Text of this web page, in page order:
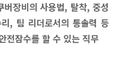
버장비의 사용법, 탈착, 중성
, 팀 리더로서의 통솔력 등
전잠수를 할 수 있는 직무